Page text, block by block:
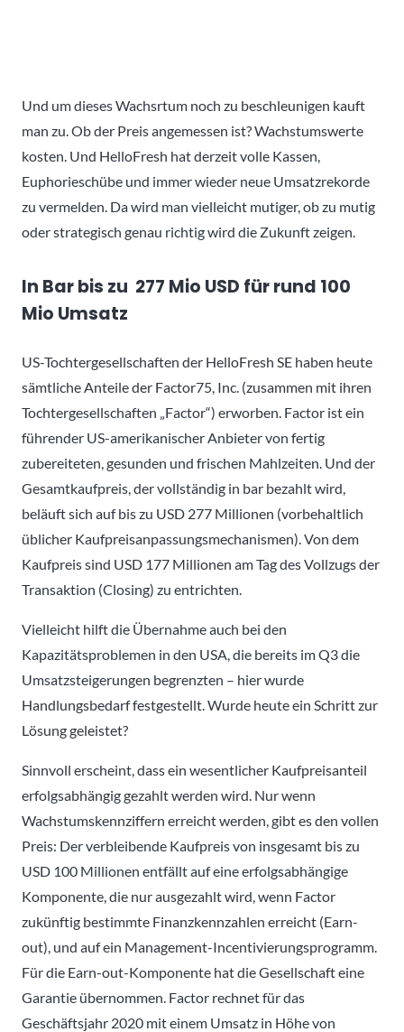
Und um dieses Wachsrtum noch zu beschleunigen kauft
man zu. Ob der Preis angemessen ist? Wachstumswerte
kosten. Und HelloFresh hat derzeit volle Kassen,
Euphorieschübe und immer wieder neue Umsatzrekorde
zu vermelden. Da wird man vielleicht mutiger, ob zu mutig
oder strategisch genau richtig wird die Zukunft zeigen.
In Bar bis zu 277 Mio USD für rund 100
Mio Umsatz
US-Tochtergesellschaften der HelloFresh SE haben heute
sämtliche Anteile der Factor75, Inc. (zusammen mit ihren
Tochtergesellschaften „Factor“) erworben. Factor ist ein
führender US-amerikanischer Anbieter von fertig
zubereiteten, gesunden und frischen Mahlzeiten. Und der
Gesamtkaufpreis, der vollständig in bar bezahlt wird,
beläuft sich auf bis zu USD 277 Millionen (vorbehaltlich
üblicher Kaufpreisanpassungsmechanismen). Von dem
Kaufpreis sind USD 177 Millionen am Tag des Vollzugs der
Transaktion (Closing) zu entrichten.
Vielleicht hilft die Übernahme auch bei den
Kapazitätsproblemen in den USA, die bereits im Q3 die
Umsatzsteigerungen begrenzten – hier wurde
Handlungsbedarf festgestellt. Wurde heute ein Schritt zur
Lösung geleistet?
Sinnvoll erscheint, dass ein wesentlicher Kaufpreisanteil
erfolgsabhängig gezahlt werden wird. Nur wenn
Wachstumskennziffern erreicht werden, gibt es den vollen
Preis: Der verbleibende Kaufpreis von insgesamt bis zu
USD 100 Millionen entfällt auf eine erfolgsabhängige
Komponente, die nur ausgezahlt wird, wenn Factor
zukünftig bestimmte Finanzkennzahlen erreicht (Earn-
out), und auf ein Management-Incentivierungsprogramm.
Für die Earn-out-Komponente hat die Gesellschaft eine
Garantie übernommen. Factor rechnet für das
Geschäftsjahr 2020 mit einem Umsatz in Höhe von